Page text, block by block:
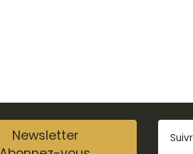
Newsletter